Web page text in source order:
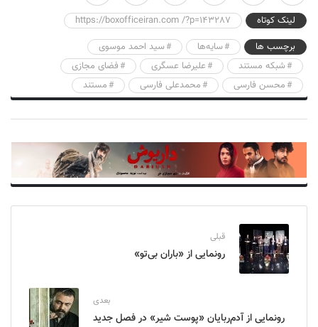
لینک کوتاه
https://boxofficeiran.com /?p=143287
برچسب ها
سایه‌ها
سید احمد موسوی
شبکه مستند
علیرضا عسگری
فضای مجازی
محسن فارسی
محمدعلی فارسی مستند
قبلی
رونمایی از «باران بی‌تو»
بعدی
رونمایی از آدم‌ربایان «پوست شیر» در فصل جدید